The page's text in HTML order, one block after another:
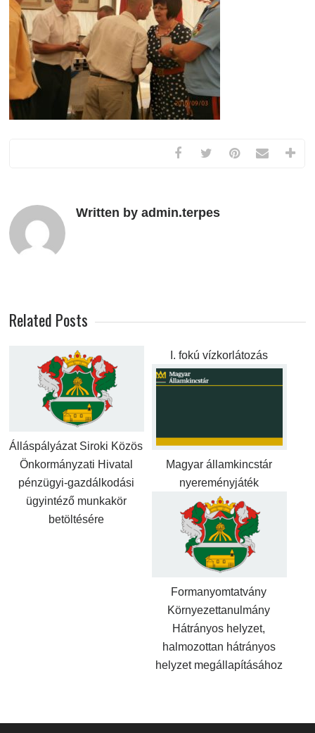
Written by admin.terpes
Related Posts
Álláspályázat Siroki Közös
Önkormányzati Hivatal
pénzügyi-gazdálkodási
ügyintéző munkakör
betöltésére
I. fokú vízkorlátozás
Magyar államkincstár
nyereményjáték
Formanyomtatvány
Környezettanulmány
Hátrányos helyzet,
halmozottan hátrányos
helyzet megállapításához